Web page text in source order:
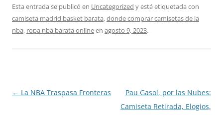
Esta entrada se publicó en Uncategorized y está etiquetada con
camiseta madrid basket barata,donde comprar camisetas de la
nba, ropa nba barata onlineen agosto 9, 2023.
Navegación
← La NBA Traspasa Fronteras
Pau Gasol, por las Nubes:
Camiseta Retirada, Elogios,